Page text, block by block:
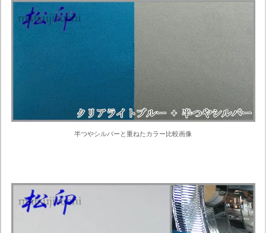
半つやシルバーと重ねたカラー比較画像